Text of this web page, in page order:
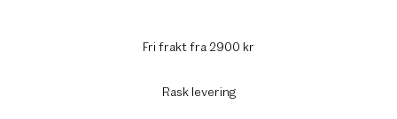
Fri frakt fra 2900 kr
Rask levering